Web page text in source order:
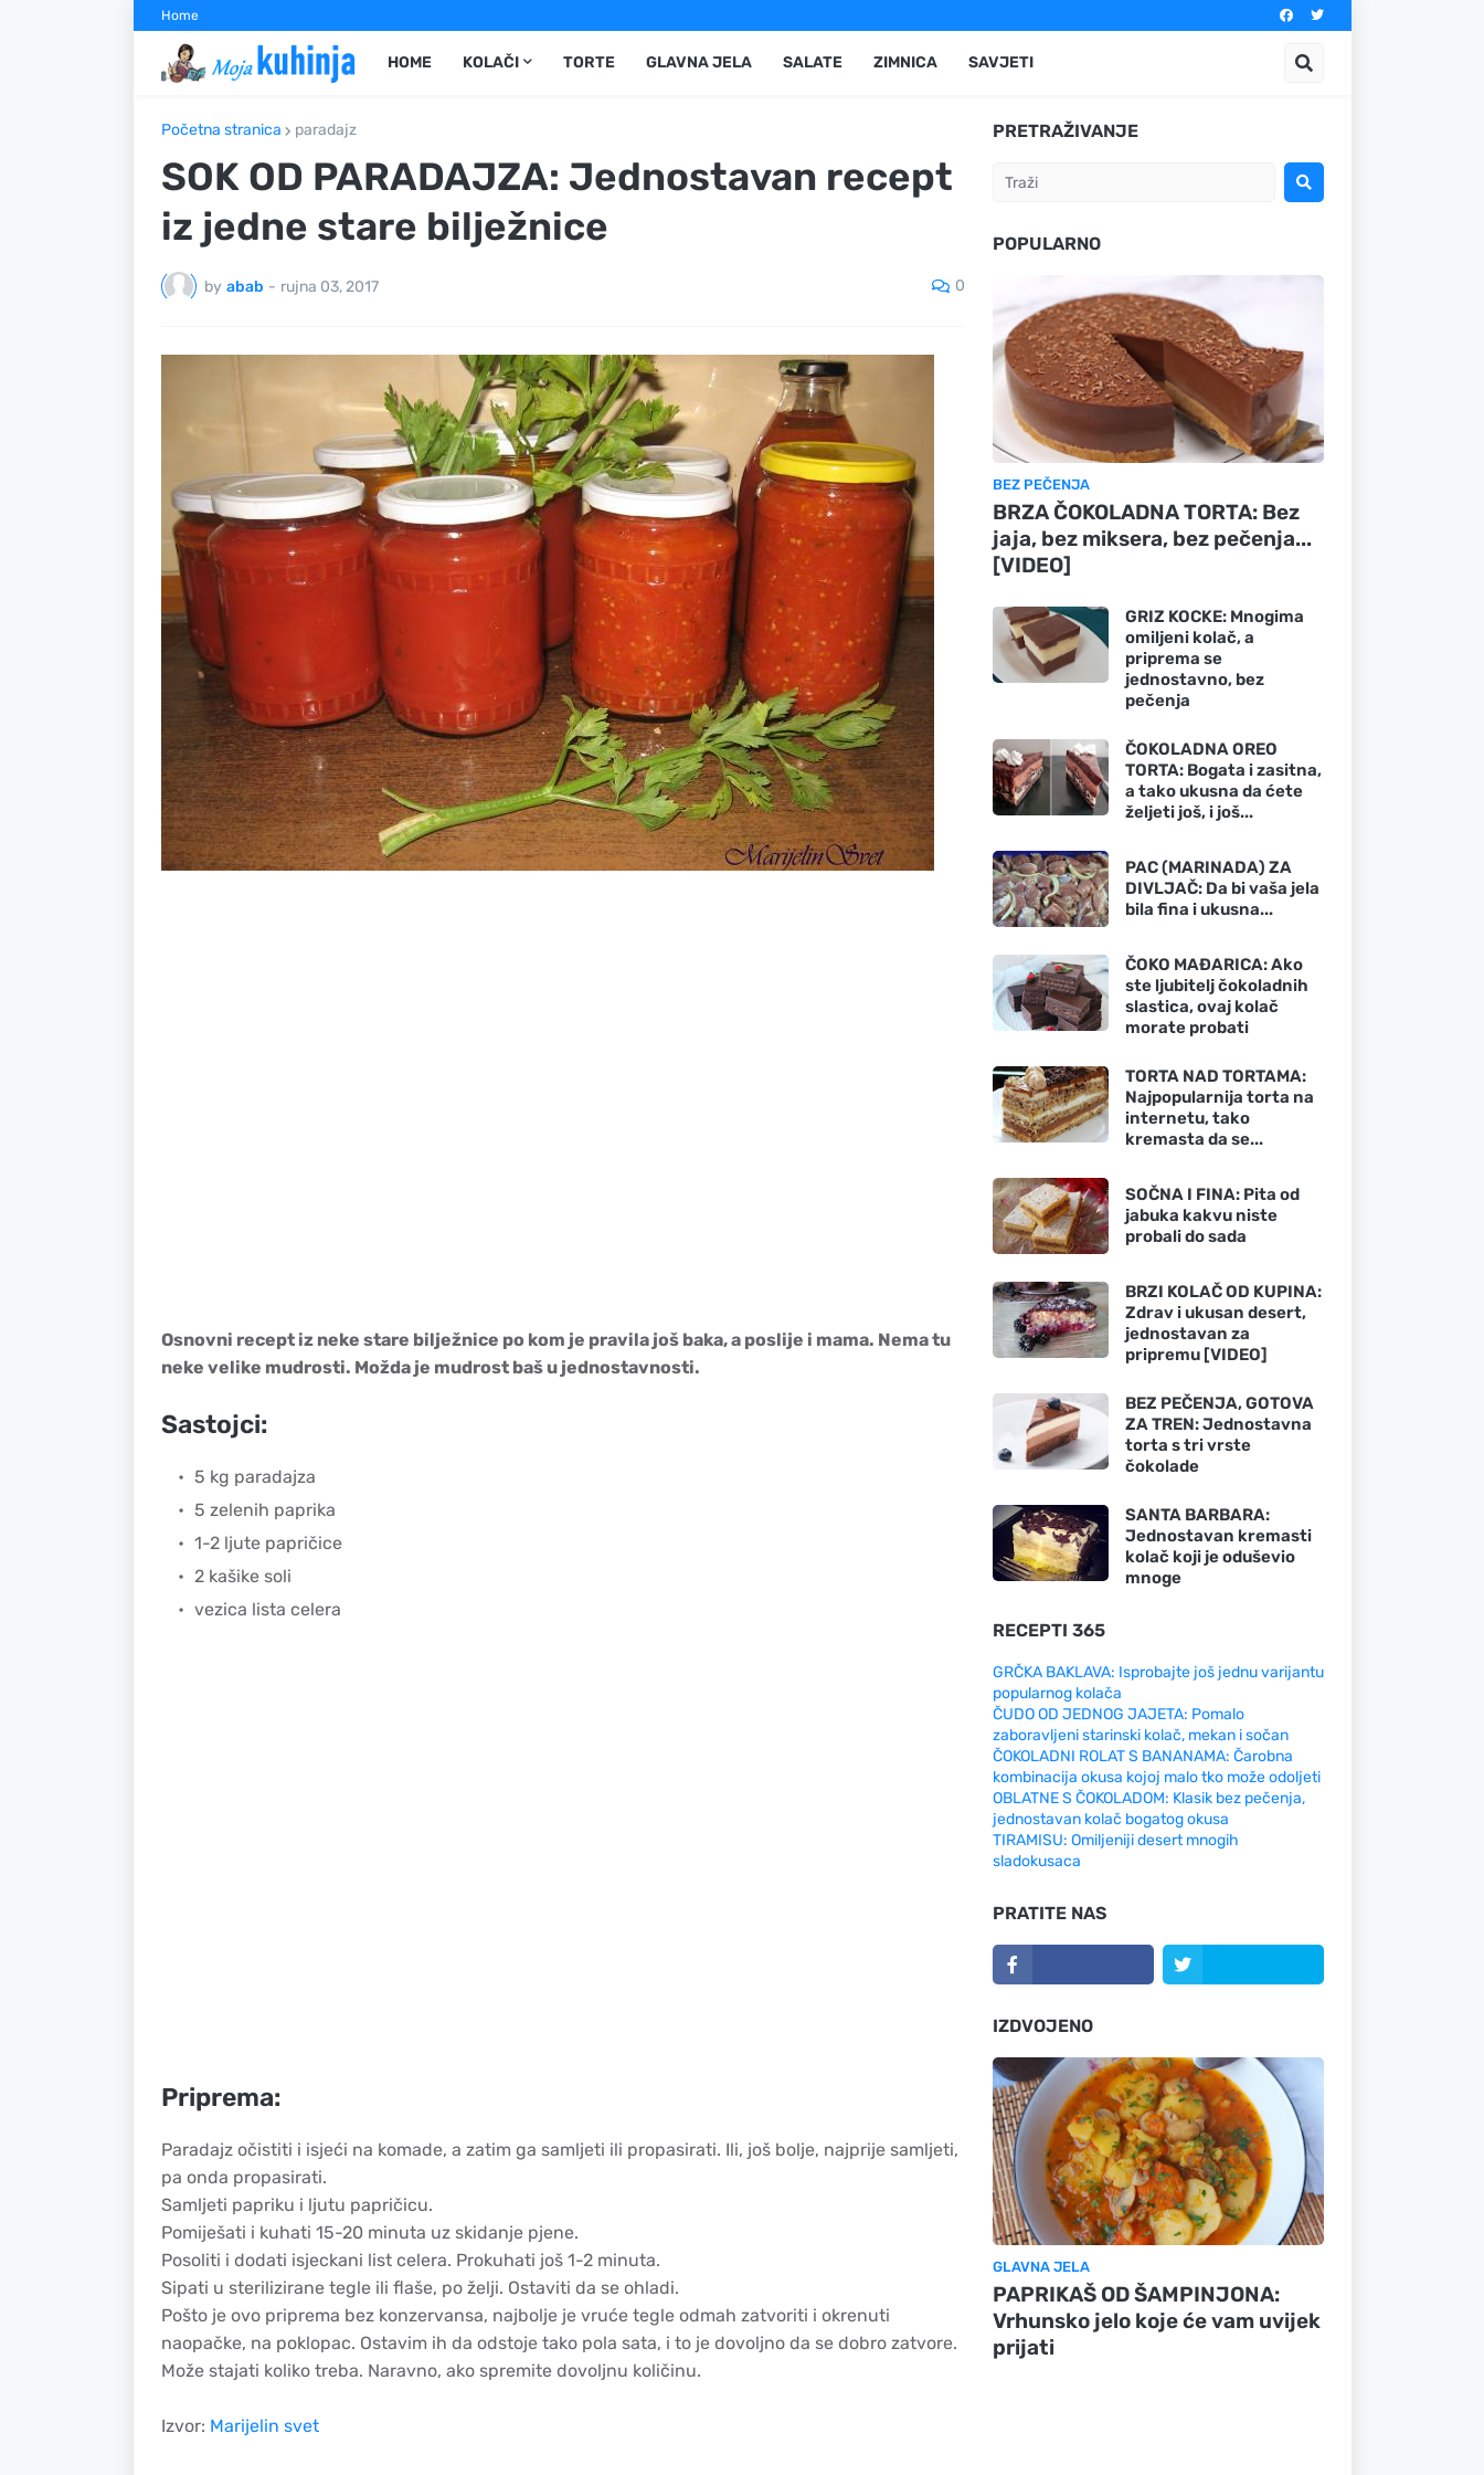
Home
HOME KOLAČI TORTE GLAVNA JELA SALATE ZIMNICA SAVJETI
Početna stranica paradajz
SOK OD PARADAJZA: Jednostavan recept
iz jedne stare bilježnice
by abab - rujna 03, 2017 0
Osnovni recept iz neke stare bilježnice po kom je pravila još baka, a poslije i mama. Nema tu
neke velike mudrosti. Možda je mudrost baš u jednostavnosti.
Sastojci:
5 kg paradajza
5 zelenih paprika
1-2 ljute papričice
2 kašike soli
vezica lista celera
Priprema:
Paradajz očistiti i isjeći na komade, a zatim ga samljeti ili propasirati. Ili, još bolje, najprije samljeti,
pa onda propasirati.
Samljeti papriku i ljutu papričicu.
Pomiješati i kuhati 15-20 minuta uz skidanje pjene.
Posoliti i dodati isjeckani list celera. Prokuhati još 1-2 minuta.
Sipati u sterilizirane tegle ili flaše, po želji. Ostaviti da se ohladi.
Pošto je ovo priprema bez konzervansa, najbolje je vruće tegle odmah zatvoriti i okrenuti
naopačke, na poklopac. Ostavim ih da odstoje tako pola sata, i to je dovoljno da se dobro zatvore.
Može stajati koliko treba. Naravno, ako spremite dovoljnu količinu.
Izvor: Marijelin svet
PRETRAŽIVANJE
POPULARNO
BEZ PEČENJA
BRZA ČOKOLADNA TORTA: Bez
jaja, bez miksera, bez pečenja...
[VIDEO]
GRIZ KOCKE: Mnogima
omiljeni kolač, a
priprema se
jednostavno, bez
pečenja
ČOKOLADNA OREO
TORTA: Bogata i zasitna,
a tako ukusna da ćete
željeti još, i još...
PAC (MARINADA) ZA
DIVLJAČ: Da bi vaša jela
bila fina i ukusna...
ČOKO MAĐARICA: Ako
ste ljubitelj čokoladnih
slastica, ovaj kolač
morate probati
TORTA NAD TORTAMA:
Najpopularnija torta na
internetu, tako
kremasta da se...
SOČNA I FINA: Pita od
jabuka kakvu niste
probali do sada
BRZI KOLAČ OD KUPINA:
Zdrav i ukusan desert,
jednostavan za
pripremu [VIDEO]
BEZ PEČENJA, GOTOVA
ZA TREN: Jednostavna
torta s tri vrste
čokolade
SANTA BARBARA:
Jednostavan kremasti
kolač koji je oduševio
mnoge
RECEPTI 365
GRČKA BAKLAVA: Isprobajte još jednu varijantu
popularnog kolača
ČUDO OD JEDNOG JAJETA: Pomalo
zaboravljeni starinski kolač, mekan i sočan
ČOKOLADNI ROLAT S BANANAMA: Čarobna
kombinacija okusa kojoj malo tko može odoljeti
OBLATNE S ČOKOLADOM: Klasik bez pečenja,
jednostavan kolač bogatog okusa
TIRAMISU: Omiljeniji desert mnogih
sladokusaca
PRATITE NAS
IZDVOJENO
GLAVNA JELA
PAPRIKAŠ OD ŠAMPINJONA:
Vrhunsko jelo koje će vam uvijek
prijati